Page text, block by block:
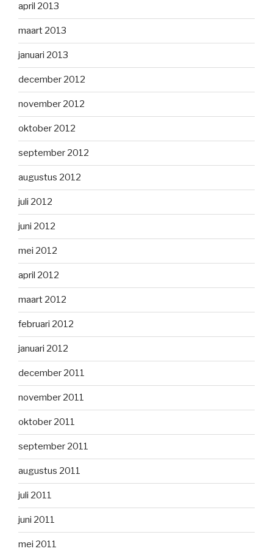
april 2013
maart 2013
januari 2013
december 2012
november 2012
oktober 2012
september 2012
augustus 2012
juli 2012
juni 2012
mei 2012
april 2012
maart 2012
februari 2012
januari 2012
december 2011
november 2011
oktober 2011
september 2011
augustus 2011
juli 2011
juni 2011
mei 2011